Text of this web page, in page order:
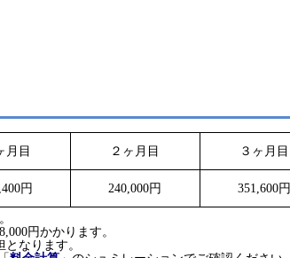
月目 ２ヶ月目 ３ヶ月目
円 240,000円 351,600円
円かかります。
なります。